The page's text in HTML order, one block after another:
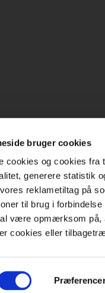
bruger cookies
cookies og cookies
generere statistik
reklametiltag på
til brug i
være opmærksom på,
cookies eller